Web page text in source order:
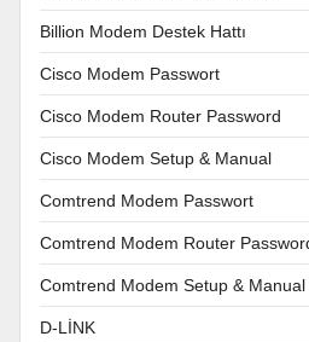
Billion Modem Destek Hattı
Cisco Modem Passwort
Cisco Modem Router Password
Cisco Modem Setup & Manual
Comtrend Modem Passwort
Comtrend Modem Router
Comtrend Modem Setup & Manual
D-LİNK